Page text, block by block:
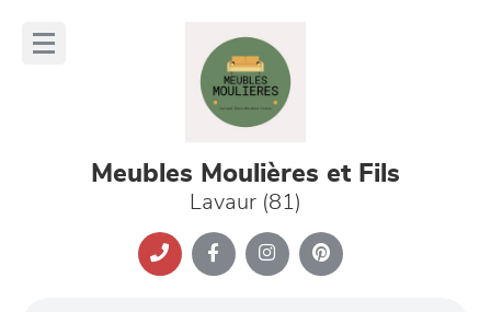
Meubles Moulières et Fils
Lavaur (81)